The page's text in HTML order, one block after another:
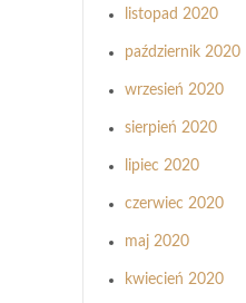
listopad 2020
październik 2020
wrzesień 2020
sierpień 2020
lipiec 2020
czerwiec 2020
maj 2020
kwiecień 2020